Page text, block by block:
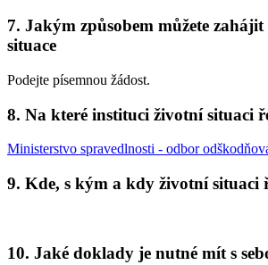
7. Jakým způsobem můžete
situace
Podejte písemnou žádost.
8. Na které instituci životní situaci
Ministerstvo spravedlnosti - odbor
9. Kde, s kým a kdy životní situaci
10. Jaké doklady je nutné mít s